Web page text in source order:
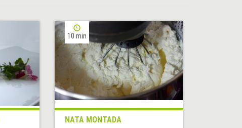
10 min
NATA MONTADA